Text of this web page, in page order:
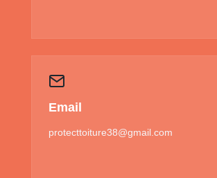
Email
protecttoiture38@gmail.com